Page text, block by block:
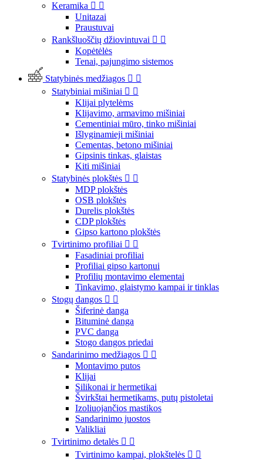
Keramika  
Unitazai
Praustuvai
Rankšluoščių džiovintuvai  
Kopėtėlės
Tenai, pajungimo sistemos
Statybinės medžiagos  
Statybiniai mišiniai  
Klijai plytelėms
Klijavimo, armavimo mišiniai
Cementiniai mūro, tinko mišiniai
Išlyginamieji mišiniai
Cementas, betono mišiniai
Gipsinis tinkas, glaistas
Kiti mišiniai
Statybinės plokštės  
MDP plokštės
OSB plokštės
Durelis plokštės
CDP plokštės
Gipso kartono plokštės
Tvirtinimo profiliai  
Fasadiniai profiliai
Profiliai gipso kartonui
Profilių montavimo elementai
Tinkavimo, glaistymo kampai ir tinklas
Stogų dangos  
Šiferinė danga
Bituminė danga
PVC danga
Stogo dangos priedai
Sandarinimo medžiagos  
Montavimo putos
Klijai
Silikonai ir hermetikai
Švirkštai hermetikams, putų pistoletai
Izoliuojančios mastikos
Sandarinimo juostos
Valikliai
Tvirtinimo detalės  
Tvirtinimo kampai, plokštelės  